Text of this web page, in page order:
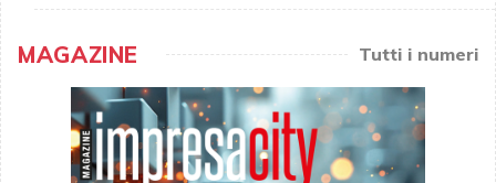
MAGAZINE Tutti i numeri